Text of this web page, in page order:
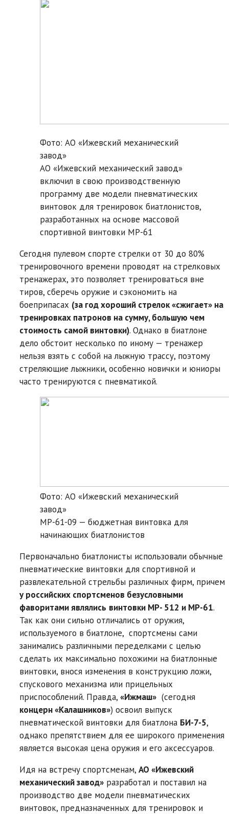
Фото: АО «Ижевский механический
завод»
АО «Ижевский механический завод»
включил в свою производственную
программу две модели пневматических
винтовок для тренировок биатлонистов,
разработанных на основе массовой
спортивной винтовки MP-61
Сегодня пулевом спорте стрелки от 30 до 80%
тренировочного времени проводят на стрелковых
тренажерах, это позволяет тренироваться вне
тиров, сберечь оружие и сэкономить на
боеприпасах (за год хороший стрелок «сжигает» на
тренировках патронов на сумму, большую чем
стоимость самой винтовки). Однако в биатлоне
дело обстоит несколько по иному — тренажер
нельзя взять с собой на лыжную трассу, поэтому
стреляющие лыжники, особенно новички и юниоры
часто тренируются с пневматикой.
Фото: АО «Ижевский механический
завод»
MP-61-09 — бюджетная винтовка для
начинающих биатлонистов
Первоначально биатлонисты использовали обычные
пневматические винтовки для спортивной и
развлекательной стрельбы различных фирм, причем
у российских спортсменов безусловными
фаворитами являлись винтовки MP- 512 и MP-61.
Так как они сильно отличались от оружия,
используемого в биатлоне, спортсмены сами
занимались различными переделками с целью
сделать их максимально похожими на биатлонные
винтовки, внося изменения в конструкцию ложи,
спускового механизма или прицельных
приспособлений. Правда, «Ижмаш» (сегодня
концерн «Калашников») освоил выпуск
пневматической винтовки для биатлона БИ-7-5,
однако препятствием для ее широкого применения
является высокая цена оружия и его аксессуаров.
Идя на встречу спортсменам, АО «Ижевский
механический завод» разработал и поставил на
производство две модели пневматических
винтовок, предназначенных для тренировок и